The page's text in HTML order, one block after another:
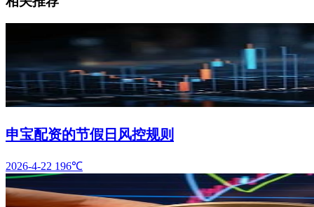
申宝配资的节假日风控规则
2026-4-22 196℃